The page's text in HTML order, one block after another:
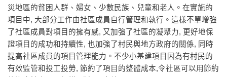
災地區的貧困人群、婦女、少數民族、兒童和老人。在實施的
項目中, 大部分工作由社區成員自行管理和執行。這樣不單增強
了社區成員對項目的擁有感, 又加強了社區的凝聚力, 更好地保
證項目的成功和持續性, 也加強了村民與地方政府的關係, 同時
提高社區成員的項目管理能力。不少小基建項目因為有村民的
有效監管和投工投勞, 節約了項目的整體成本,令社區可以用節約